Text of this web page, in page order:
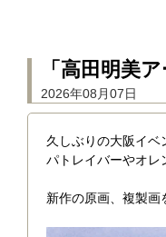
「高田明美
2026年08月07日
久しぶりの大阪イ
パトレイバーやオレ
新作の原画、複製画